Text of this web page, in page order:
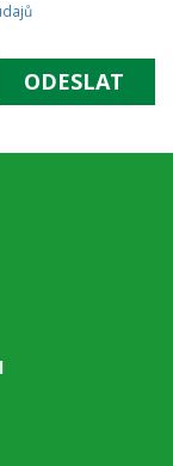
ODESLAT